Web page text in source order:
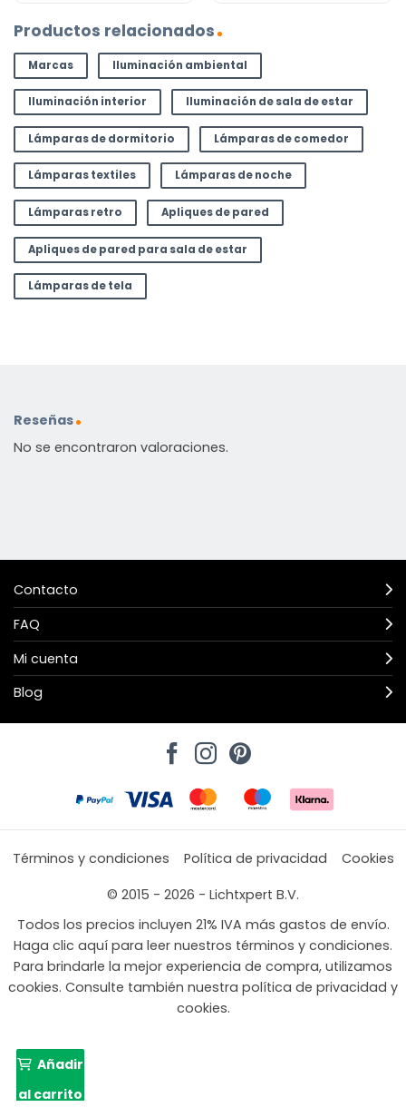
Productos relacionados
Marcas Iluminación ambiental
Iluminación interior Iluminación de sala de estar
Lámparas de dormitorio Lámparas de comedor
Lámparas textiles Lámparas de noche
Lámparas retro Apliques de pared
Apliques de pared para sala de estar
Lámparas de tela
Reseñas
No se encontraron valoraciones.
Contacto
FAQ
Mi cuenta
Blog
Términos y condiciones Política de privacidad
Cookies
© 2015 - 2026 - Lichtxpert B.V.
Todos los precios incluyen 21% IVA más gastos de envío.
Haga clic aquí para leer nuestros términos y condiciones.
Para brindarle la mejor experiencia de compra, utilizamos
cookies. Consulte también nuestra política de privacidad y
cookies.
Añadir
al carrito